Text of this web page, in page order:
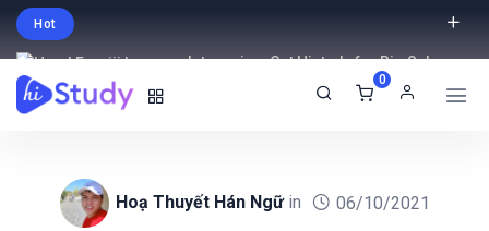
Hot
Intro price. Get Histudy for Big Sale
-95% off.
0
Hoạ Thuyết Hán Ngữin 06/10/2021